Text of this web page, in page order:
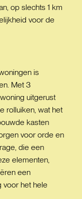
op slechts 1 km
voor de
is
Met 3
uitgerust
rolluiken, wat het
kasten
voor orde en
die een
elementen,
een
voor het hele